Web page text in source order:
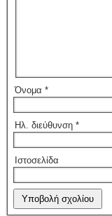
Όνομα *
Ηλ. διεύθυνση *
Ιστοσελίδα